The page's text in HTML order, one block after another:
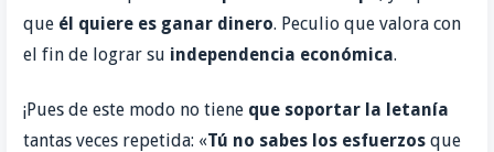
que él quiere es ganar dinero. Peculio que valora con
el fin de lograr su independencia económica.
¡Pues de este modo no tiene que soportar la letanía
tantas veces repetida: «Tú no sabes los esfuerzosque